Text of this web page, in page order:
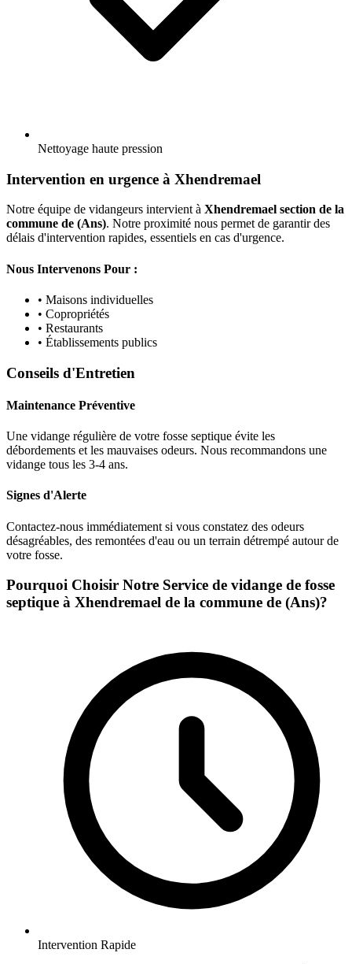
Nettoyage haute pression
Intervention en urgence à Xhendremael
Notre équipe de vidangeurs intervient à Xhendremael section de la
commune de (Ans). Notre proximité nous permet de garantir des
délais d'intervention rapides, essentiels en cas d'urgence.
Nous Intervenons Pour :
• Maisons individuelles
• Copropriétés
• Restaurants
• Établissements publics
Conseils d'Entretien
Maintenance Préventive
Une vidange régulière de votre fosse septique évite les
débordements et les mauvaises odeurs. Nous recommandons une
vidange tous les 3-4 ans.
Signes d'Alerte
Contactez-nous immédiatement si vous constatez des odeurs
désagréables, des remontées d'eau ou un terrain détrempé autour de
votre fosse.
Pourquoi Choisir Notre Service de vidange de fosse
septique à Xhendremael de la commune de (Ans)?
Intervention Rapide